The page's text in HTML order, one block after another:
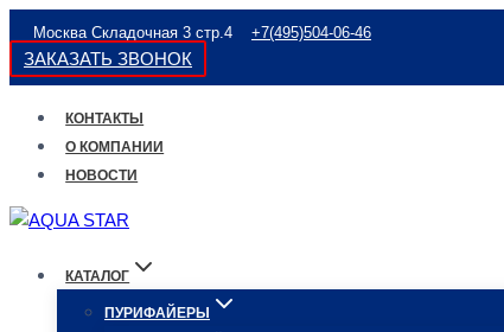
Перейти
содержимому
Москва Складочная 3 стр.4 +7(495)504-06-46
ЗАКАЗАТЬ ЗВОНОК
КОНТАКТЫ
О КОМПАНИИ
НОВОСТИ
КАТАЛОГ
ПУРИФАЙЕРЫ